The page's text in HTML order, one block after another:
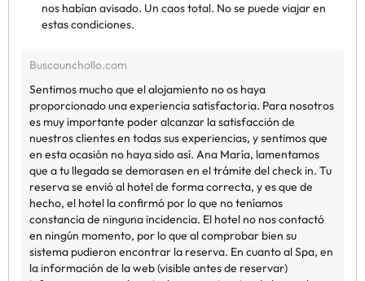
nos habían avisado. Un caos total. No se puede viajar en
estas condiciones.